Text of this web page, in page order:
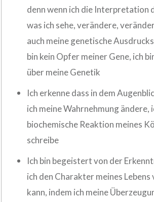
denn wenn ich die Interpretation
was ich sehe, verändere,
auch meine genetische
bin kein Opfer meiner Gene, ich
über meine Genetik
Ich erkenne dass in dem
ich meine Wahrnehmung ändere,
biochemische Reaktion meines
schreibe
Ich bin begeistert von der
ich den Charakter meines Lebens
kann, indem ich meine